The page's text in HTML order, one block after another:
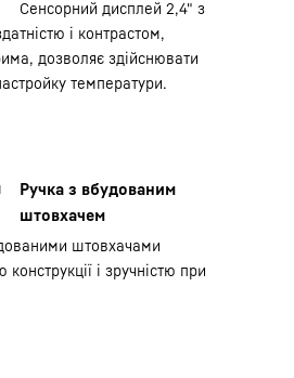
Сенсорний дисплей 2,4" з
і контрастом,
дозволяє здійснювати
температури.
Ручка з вбудованим
штовхачем
штовхачами
конструкції і зручністю при